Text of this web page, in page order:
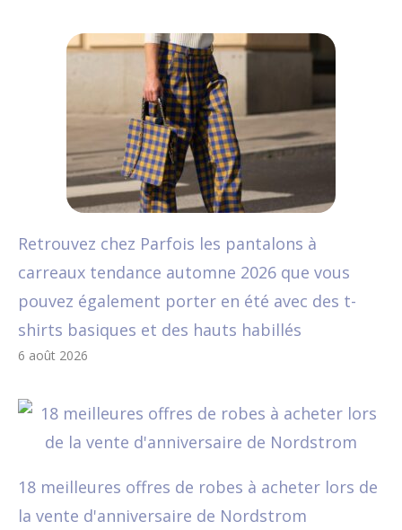
Retrouvez chez Parfois les pantalons à
carreaux tendance automne 2026 que vous
pouvez également porter en été avec des t-
shirts basiques et des hauts habillés
6 août 2026
18 meilleures offres de robes à acheter lors de
la vente d'anniversaire de Nordstrom